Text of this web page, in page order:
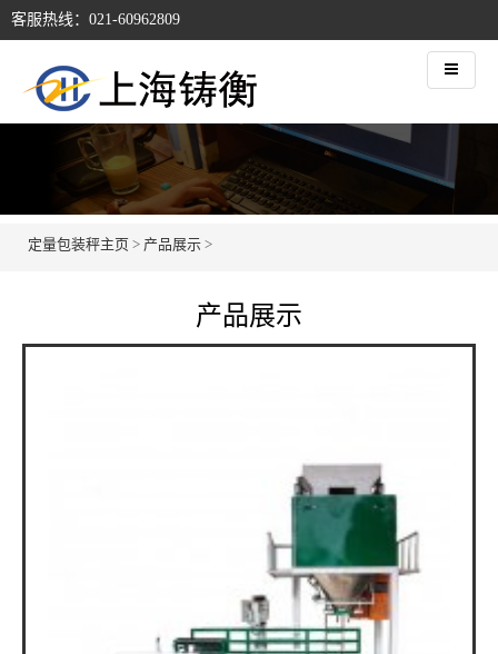
客服热线：021-60962809
定量包装秤主页 > 产品展示 >
产品展示